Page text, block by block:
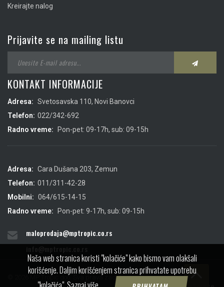
Kreirajte nalog
Prijavite se na mailing listu
KONTAKT INFORMACIJE
Adresa: Svetosavska 110, Novi Banovci
Telefon: 022/342-692
Radno vreme:
Pon-pet: 09-17h, sub: 09-15h
Adresa: Cara Dušana 203, Zemun
Telefon: 011/311-42-28
Mobilni: 064/615-14-15
Radno vreme:
Pon-pet: 9-17h, sub: 09-15h
maloprodaja@mptropic.co.rs
© 2026 MP Tropic doo. Sva prava zadržana.
Naša web stranica koristi "kolačiće" kako bismo vam olakšali
korišćenje. Daljim korišćenjem stranica prihvatate upotrebu